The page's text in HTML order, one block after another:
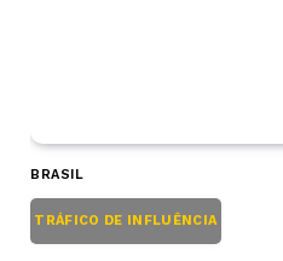
BRASIL
TRÁFICO DE INFLUÊNCIA